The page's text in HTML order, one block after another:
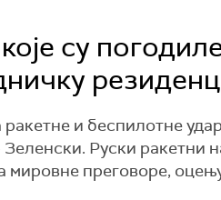
су
ракетне и беспилотне
Руски ракетни
мировне преговоре,